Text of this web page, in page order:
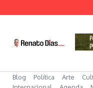
Blog Política Arte